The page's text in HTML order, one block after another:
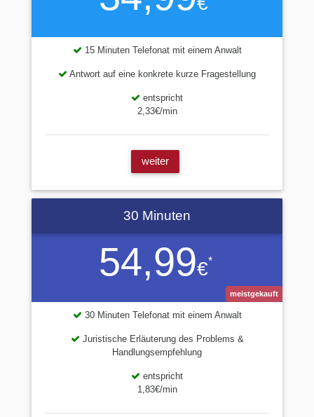
15 Minuten Telefonat mit einem Anwalt
Antwort auf eine konkrete kurze Fragestellung
entspricht
2,33€/min
weiter
54,99€*
30 Minuten
meistgekauft
30 Minuten Telefonat mit einem Anwalt
Juristische Erläuterung des Problems &
Handlungsempfehlung
entspricht
1,83€/min